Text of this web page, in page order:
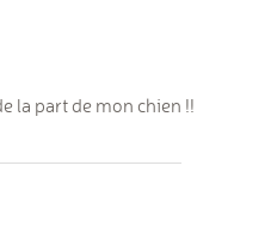
la part de mon chien !!